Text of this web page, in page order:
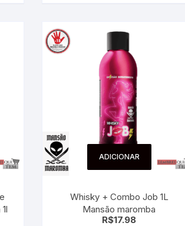
ADICIONAR
Whisky + Combo Job 1L
Mansão maromba
R$17.98